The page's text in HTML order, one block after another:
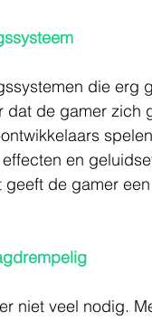
die erg
dat de gamer zich
en
geeft de gamer
niet veel nodig.